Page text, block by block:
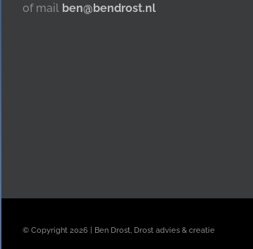
of mail ben@bendrost.nl
© Copyright 2026 | Ben Drost, Drost advies & creatie